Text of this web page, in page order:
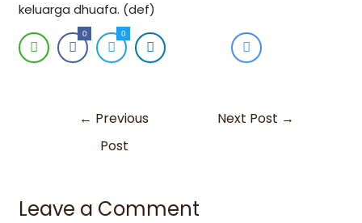
keluarga dhuafa. (def)
0 0
← Previous
Post
Next Post →
Leave a Comment